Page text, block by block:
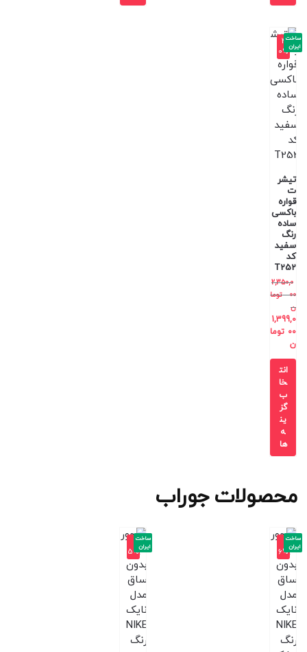
-4
0%
تیشر
ت
قواره
باکسی
ساده
رنگ
سفید
کد
T252
2,350,0
00
توما
ن
1,399,0
00 توما
ن
ساخت
ایران
انت
خا
ب
گز
ین
ه
ها
محصولات جوراب
-1
6%
ساخت
ایران
-1
5%
ساخت
ایران